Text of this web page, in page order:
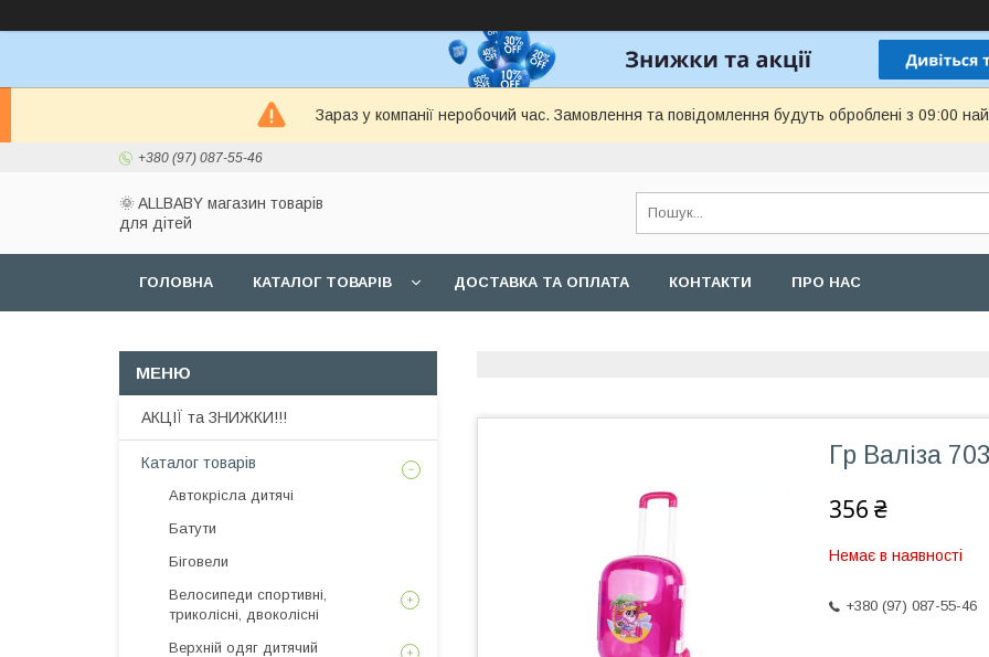
Зараз у компанії неробочий час. Замовлення та повідомлення будуть оброблені з 09:00
+380 (97) 087-55-46
🌞 ALLBABY магазин товарів
для дітей
ГОЛОВНА КАТАЛОГ ТОВАРІВ ДОСТАВКА ТА ОПЛАТА КОНТАКТИ ПРО НАС
Гр Валіза
356 ₴
Немає в наявності
+380 (97) 087-55-46
АКЦІЇ та ЗНИЖКИ!!!
Каталог товарів
Автокрісла дитячі
Батути
Біговели
Велосипеди спортивні,
триколісні, двоколісні
Верхній одяг дитячий